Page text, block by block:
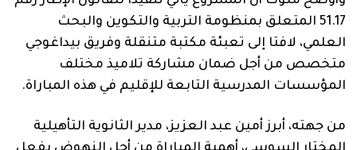
51.17 المتعلق بمنظومة التربية والتكوين والبحث
العلمي، لافتا إلى تعبئة مكتبة متنقلة وفريق بيداغوجي
متخصص من أجل ضمان مشاركة تلاميذ مختلف
المؤسسات المدرسية التابعة للإقليم في هذه المباراة.
من جهته، أبرز أمين عبد العزيز، مدير الثانوية التأهيلية